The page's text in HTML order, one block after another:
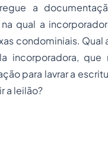
a
qual a
condominiais. Qual
incorporadora,
para lavrar a
a leilão?